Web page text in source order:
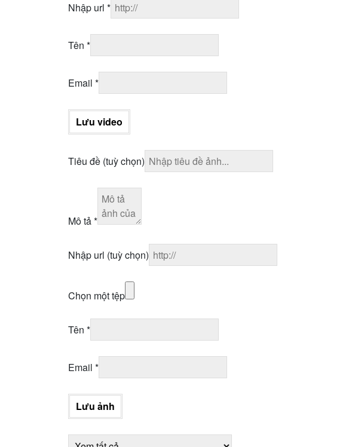
Nhập url *
Tên *
Email *
Lưu video
Tiêu đề (tuỳ chọn)
Mô tả*
Nhập url (tuỳ chọn)
Chọn một tệp
Tên *
Email *
Lưu ảnh